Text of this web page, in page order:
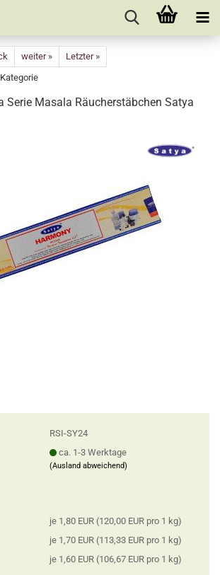
weiter »
Letzter »
Serie Masala Räucherstäbchen Satya
RSI-SY24
ca. 1-3 Werktage
(Ausland abweichend)
je 1,80 EUR (120,00 EUR pro 1 kg)
je 1,70 EUR (113,33 EUR pro 1 kg)
je 1,60 EUR (106,67 EUR pro 1 kg)